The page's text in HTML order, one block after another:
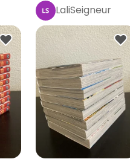
LaliSeigneur